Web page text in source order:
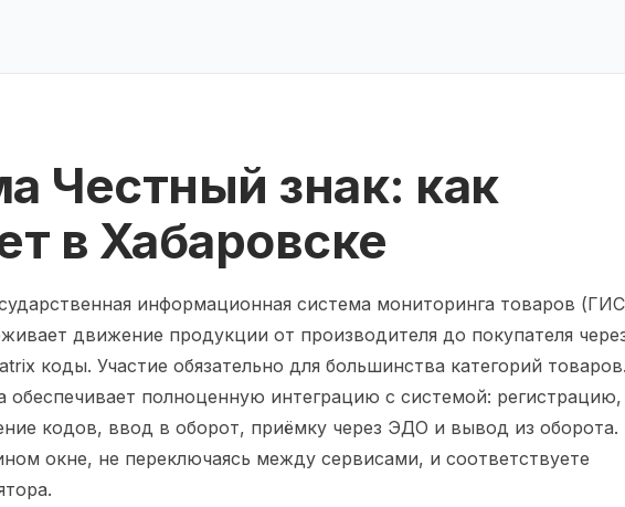
Честный знак: как
в Хабаровске
информационная система мониторинга товаров (ГИС
движение продукции от производителя до покупателя
коды. Участие обязательно для большинства категорий
обеспечивает полноценную интеграцию с системой: регистрацию,
кодов, ввод в оборот, приёмку через ЭДО и вывод из оборота.
окне, не переключаясь между сервисами, и соответствуете